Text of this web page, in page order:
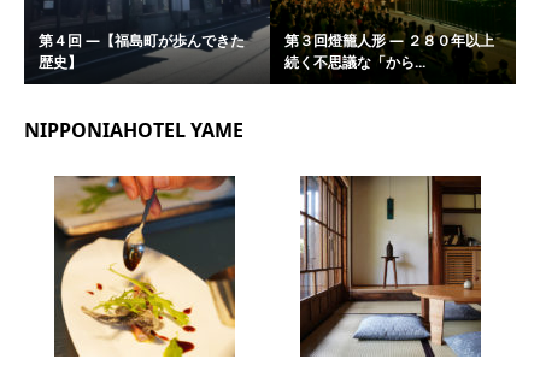
第４回 ―【福島町が歩んできた
歴史】
第３回燈籠人形 ― ２８０年以上
続く不思議な「から...
NIPPONIAHOTEL YAME